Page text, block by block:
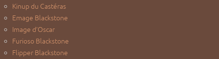
Kinup du Castéras
Emage Blackstone
Image d’Oscar
Furioso Blackstone
Flipper Blackstone